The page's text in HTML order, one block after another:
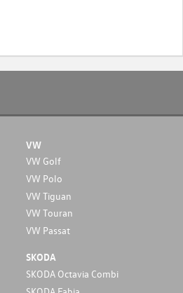
VW
VW Golf
VW Polo
VW Tiguan
VW Touran
VW Passat
SKODA
SKODA Octavia Combi